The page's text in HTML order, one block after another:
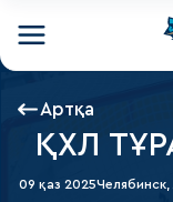
Артқа
ҚХЛ
09 қаз 2025